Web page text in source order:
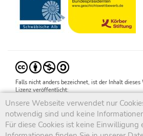
Unsere Webseite verwendet nur
notwendig sind und keine
Für diese Cookies ist keine
Falls nicht anders bezeichnet, ist der Inhalt
Lizenz veröffentlicht: